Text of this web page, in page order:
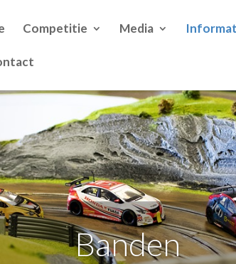
Competitie Media
Banden